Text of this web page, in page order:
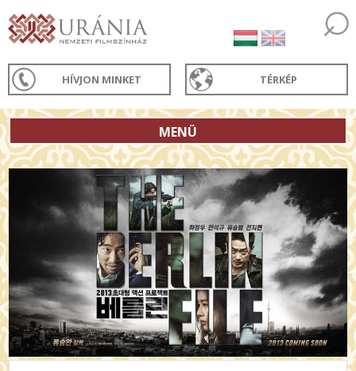
HÍVJON MINKET TÉRKÉP
MENÜ